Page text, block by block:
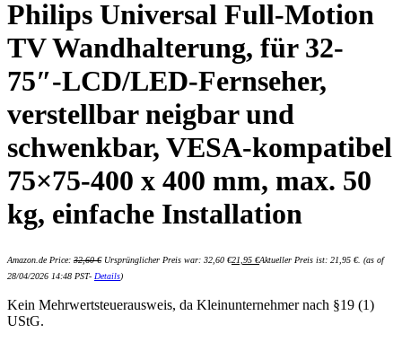
Philips Universal Full-Motion
TV Wandhalterung, für 32-
75″-LCD/LED-Fernseher,
verstellbar neigbar und
schwenkbar, VESA-kompatibel
75×75-400 x 400 mm, max. 50
kg, einfache Installation
Amazon.de Price: 32,60€ Ursprünglicher Preis war: 32,60 €21,95 €Aktueller Preis ist: 21,95 €. (as of
28/04/2026 14:48 PST- Details)
Kein Mehrwertsteuerausweis, da Kleinunternehmer nach §19 (1)
UStG.